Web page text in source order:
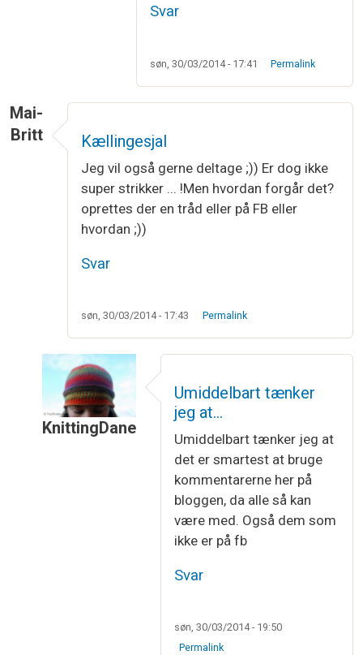
Svar
søn, 30/03/2014 - 17:41 Permalink
Mai-
Britt
Kællingesjal
Jeg vil også gerne deltage ;)) Er dog ikke
super strikker ... !Men hvordan forgår det?
oprettes der en tråd eller på FB eller
hvordan ;))
Svar
søn, 30/03/2014 - 17:43 Permalink
KnittingDane
KællingesjalafMai-Britt
Umiddelbart tænker
jeg at…
Umiddelbart tænker jeg at
det er smartest at bruge
kommentarerne her på
bloggen, da alle så kan
være med. Også dem som
ikke er på fb
Svar
søn, 30/03/2014 - 19:50
Permalink